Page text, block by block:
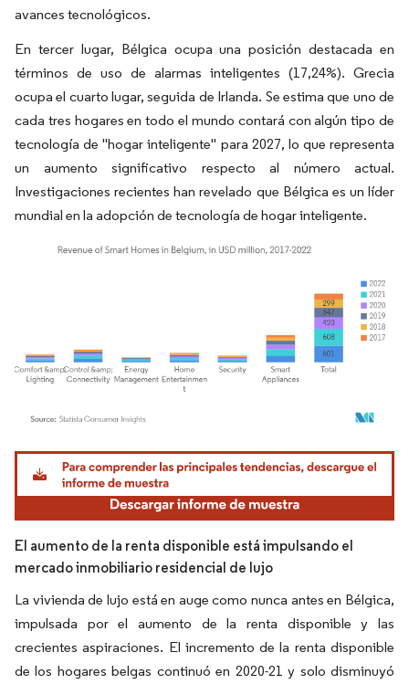
avances tecnológicos.
En tercer lugar, Bélgica ocupa una posición destacada en
términos de uso de alarmas inteligentes (17,24%). Grecia
ocupa el cuarto lugar, seguida de Irlanda. Se estima que uno de
cada tres hogares en todo el mundo contará con algún tipo de
tecnología de "hogar inteligente" para 2027, lo que representa
un aumento significativo respecto al número actual.
Investigaciones recientes han revelado que Bélgica es un líder
mundial en la adopción de tecnología de hogar inteligente.
Imagen © Mordor Intelligence. El uso requiere atribución según CC BY 4.0.
El aumento de la renta disponible está impulsando el
mercado inmobiliario residencial de lujo
La vivienda de lujo está en auge como nunca antes en Bélgica,
impulsada por el aumento de la renta disponible y las
crecientes aspiraciones. El incremento de la renta disponible
de los hogares belgas continuó en 2020-21 y solo disminuyó